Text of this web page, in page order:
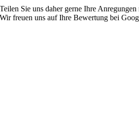
Teilen Sie uns daher gerne Ihre Anregungen
Wir freuen uns auf Ihre Bewertung bei